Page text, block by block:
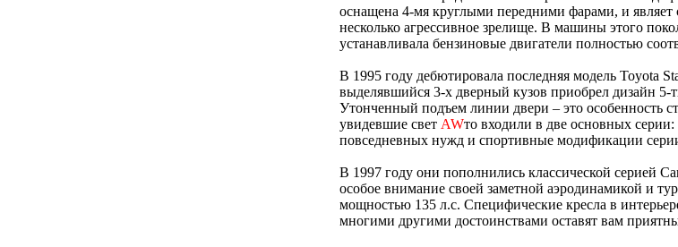
оснащена 4-мя круглыми передними фарами, и являет
несколько агрессивное зрелище. В машины этого
устанавливала бензиновые двигатели полностью
В 1995 году дебютировала последняя модель Toyota
выделявшийся 3-х дверный кузов приобрел дизайн 5-
Утонченный подъем линии двери – это особенность
увидевшие свет AWто входили в две основных
повседневных нужд и спортивные модификации
В 1997 году они пополнились классической серией
особое внимание своей заметной аэродинамикой и
мощностью 135 л.с. Специфические кресла в
многими другими достоинствами оставят вам